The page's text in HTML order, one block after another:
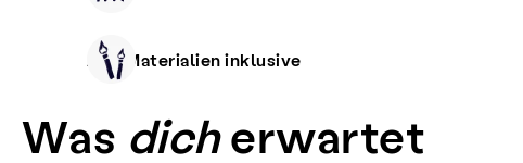
Alle Materialien inklusive
Was dicherwartet